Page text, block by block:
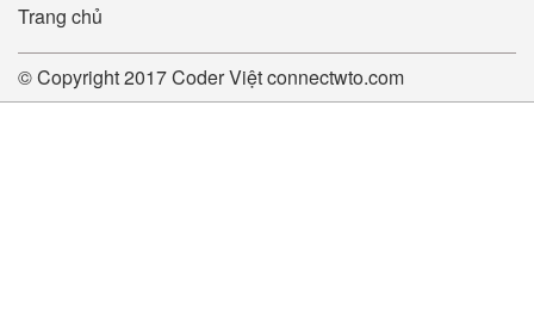
Trang chủ
© Copyright 2017Coder Việtconnectwto.com